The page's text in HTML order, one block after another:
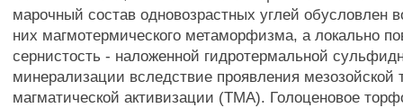
марочный состав одновозрастных углей обусловлен
них магмотермического метаморфизма, а локально
сернистость - наложенной гидротермальной
минерализации вследствие проявления мезозойской
магматической активизации (ТМА). Голоценовое